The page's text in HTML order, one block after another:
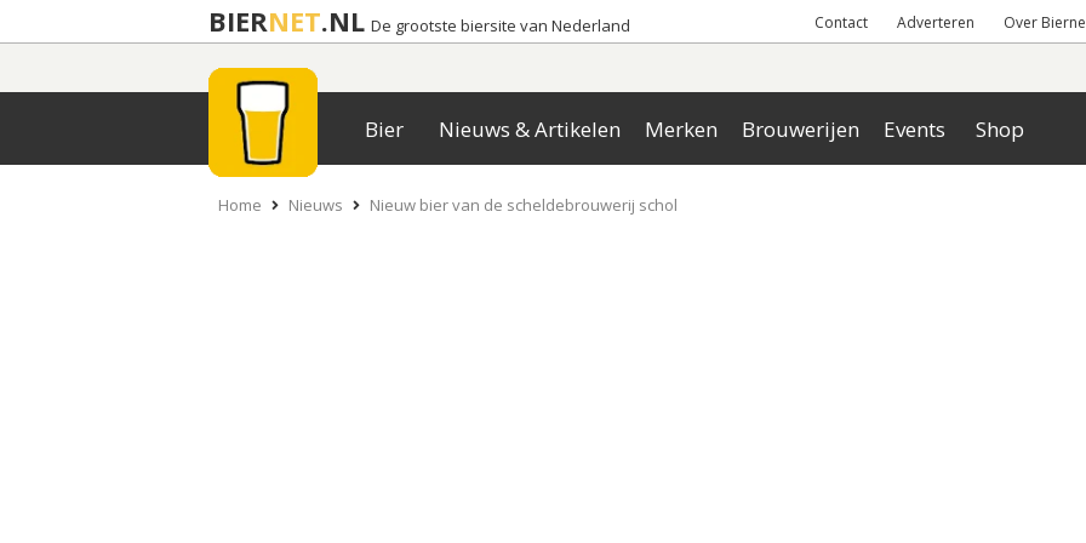
BIERNET.NL De grootste biersite van Nederland Contact Adverteren Over
Bier Nieuws & Artikelen Merken Brouwerijen Events Shop
Home Nieuws Nieuw bier van de scheldebrouwerij schol